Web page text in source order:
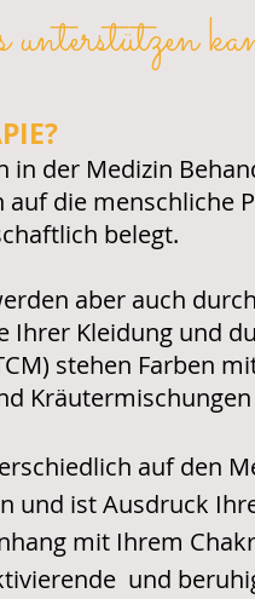
in der Medizin
auf die menschliche
belegt.
aber auch
Ihrer Kleidung und
stehen Farben
auf den
und ist Ausdruck
mit Ihrem
und